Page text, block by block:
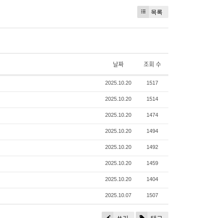
목록
날짜 조회 수
2025.10.20 1517
2025.10.20 1514
2025.10.20 1474
2025.10.20 1494
2025.10.20 1492
2025.10.20 1459
2025.10.20 1404
2025.10.07 1507